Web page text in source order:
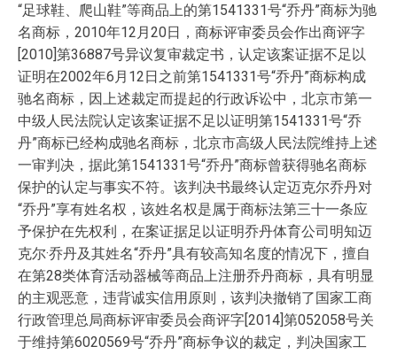
“足球鞋、爬山鞋”等商品上的第1541331号“乔丹”商标为驰
名商标，2010年12月20日，商标评审委员会作出商评字
[2010]第36887号异议复审裁定书，认定该案证据不足以
证明在2002年6月12日之前第1541331号“乔丹”商标构成
驰名商标，因上述裁定而提起的行政诉讼中，北京市第一
中级人民法院认定该案证据不足以证明第1541331号“乔
丹”商标已经构成驰名商标，北京市高级人民法院维持上述
一审判决，据此第1541331号“乔丹”商标曾获得驰名商标
保护的认定与事实不符。该判决书最终认定迈克尔乔丹对
“乔丹”享有姓名权，该姓名权是属于商标法第三十一条应
予保护在先权利，在案证据足以证明乔丹体育公司明知迈
克尔·乔丹及其姓名“乔丹”具有较高知名度的情况下，擅自
在第28类体育活动器械等商品上注册乔丹商标，具有明显
的主观恶意，违背诚实信用原则，该判决撤销了国家工商
行政管理总局商标评审委员会商评字[2014]第052058号关
于维持第6020569号“乔丹”商标争议的裁定，判决国家工